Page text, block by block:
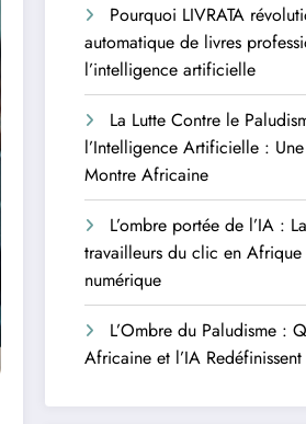
Pourquoi LIVRATA
automatique de livres
l’intelligence artificielle
La Lutte Contre le
l’Intelligence Artificielle :
Montre Africaine
L’ombre portée de l’IA :
travailleurs du clic en
numérique
L’Ombre du Paludisme :
Africaine et l’IA